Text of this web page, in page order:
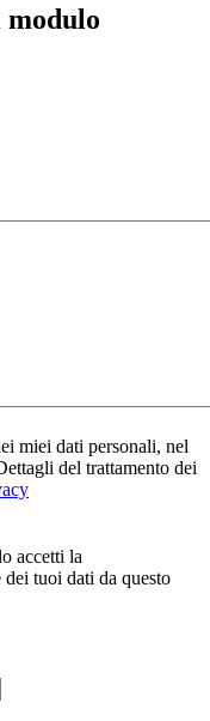
miei dati personali, nel
del trattamento dei
accetti la
tuoi dati da questo